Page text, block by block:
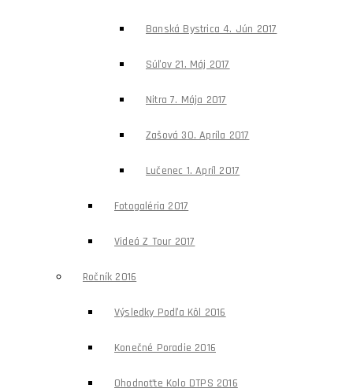
Banská Bystrica 4. Jún 2017
Súľov 21. Máj 2017
Nitra 7. Mája 2017
Zašová 30. Apríla 2017
Lučenec 1. Apríl 2017
Fotogaléria 2017
Videá Z Tour 2017
Ročník 2016
Výsledky Podľa Kôl 2016
Konečné Poradie 2016
Ohodnoťte Kolo DTPS 2016